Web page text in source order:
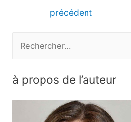
précédent
h
à propos de l’auteur